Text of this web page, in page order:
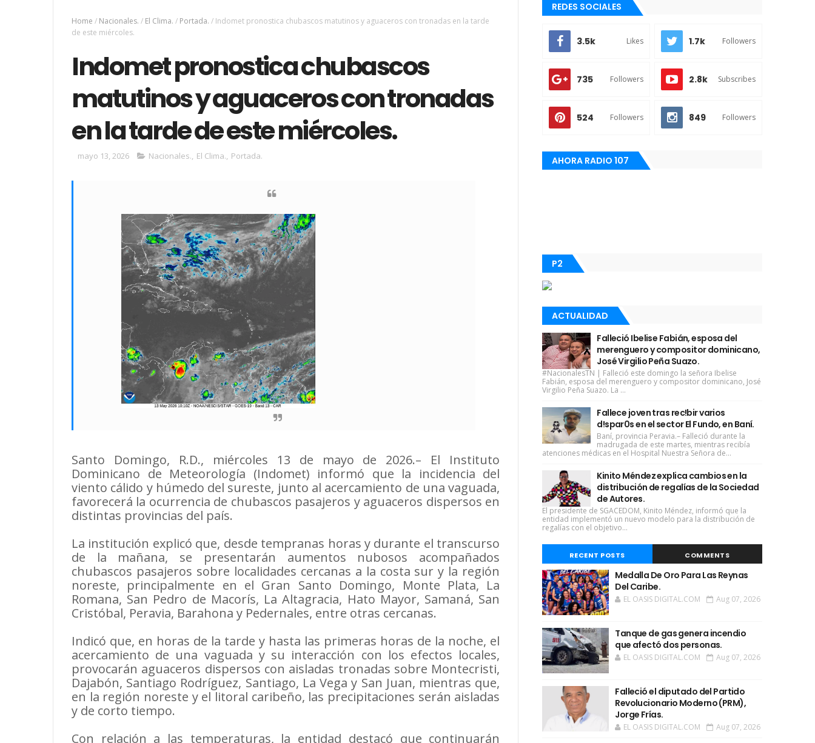
Home / Nacionales. / El Clima. / Portada. / Indomet pronostica chubascos matutinos y aguaceros con tronadas en la tarde
de este miércoles.
Indomet pronostica chubascos
matutinos y aguaceros con tronadas
en la tarde de este miércoles.
mayo 13, 2026 Nacionales., El Clima., Portada.
Santo Domingo, R.D., miércoles 13 de mayo de 2026.– El Instituto
Dominicano de Meteorología (Indomet) informó que la incidencia del
viento cálido y húmedo del sureste, junto al acercamiento de una vaguada,
favorecerá la ocurrencia de chubascos pasajeros y aguaceros dispersos en
distintas provincias del país.
La institución explicó que, desde tempranas horas y durante el transcurso
de la mañana, se presentarán aumentos nubosos acompañados
chubascos pasajeros sobre localidades cercanas a la costa sur y la región
noreste, principalmente en el Gran Santo Domingo, Monte Plata, La
Romana, San Pedro de Macorís, La Altagracia, Hato Mayor, Samaná, San
Cristóbal, Peravia, Barahona y Pedernales, entre otras cercanas.
Indicó que, en horas de la tarde y hasta las primeras horas de la noche, el
acercamiento de una vaguada y su interacción con los efectos locales,
provocarán aguaceros dispersos con aisladas tronadas sobre Montecristi,
Dajabón, Santiago Rodríguez, Santiago, La Vega y San Juan, mientras que,
en la región noreste y el litoral caribeño, las precipitaciones serán aisladas
y de corto tiempo.
Con relación a las temperaturas, la entidad destacó que continuarán
REDES SOCIALES
3.5k Likes 1.7k Followers
735 Followers 2.8k Subscribes
524 Followers 849 Followers
AHORA RADIO 107
P2
ACTUALIDAD
Falleció Ibelise Fabián, esposa del
merenguero y compositor dominicano,
José Virgilio Peña Suazo.
#NacionalesTN | Falleció este domingo la señora Ibelise
Fabián, esposa del merenguero y compositor dominicano, José
Virgilio Peña Suazo. La ...
Fallece joven tras rec!bir varios
d!spar0s en el sector El Fundo, en Baní.
Baní, provincia Peravia.– Falleció durante la
madrugada de este martes, mientras recibía
atenciones médicas en el Hospital Nuestra Señora de...
Kinito Méndez explica cambios en la
distribución de regalías de la Sociedad
de Autores.
El presidente de SGACEDOM, Kinito Méndez, informó que la
entidad implementó un nuevo modelo para la distribución de
regalías con el objetivo...
RECENT POSTS COMMENTS
Medalla De Oro Para Las Reynas
Del Caribe.
EL OASIS DIGITAL.COM Aug 07, 2026
Tanque de gas genera incendio
que afectó dos personas.
EL OASIS DIGITAL.COM Aug 07, 2026
Falleció el diputado del Partido
Revolucionario Moderno (PRM),
Jorge Frías.
EL OASIS DIGITAL.COM Aug 07, 2026